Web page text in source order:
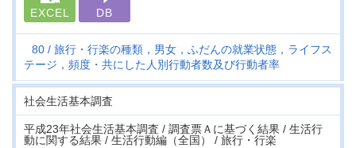
EXCEL DB
80
旅行・行楽の種類，男女，ふだんの就業状態，ライフス
テージ，頻度・共にした人別行動者数及び行動者率
社会生活基本調査
平成23年社会生活基本調査 / 調査票Ａに基づく結果 / 生活行
動に関する結果 / 生活行動編（全国） / 旅行・行楽